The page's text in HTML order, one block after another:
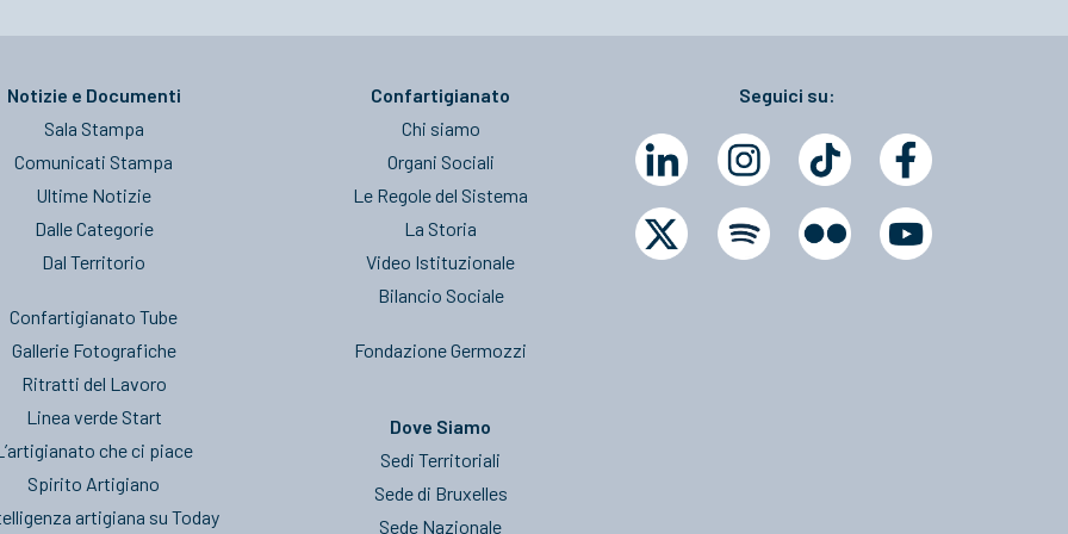
Notizie e Documenti
Sala Stampa
Comunicati Stampa
Ultime Notizie
Dalle Categorie
Dal Territorio
Confartigianato Tube
Gallerie Fotografiche
Ritratti del Lavoro
Linea verde Start
che ci piace
Spirito Artigiano
artigiana su Today
Confartigianato
Chi siamo
Organi Sociali
Le Regole del Sistema
La Storia
Video Istituzionale
Bilancio Sociale
Fondazione Germozzi
Dove Siamo
Sedi Territoriali
Sede di Bruxelles
Sede Nazionale
Seguici su: